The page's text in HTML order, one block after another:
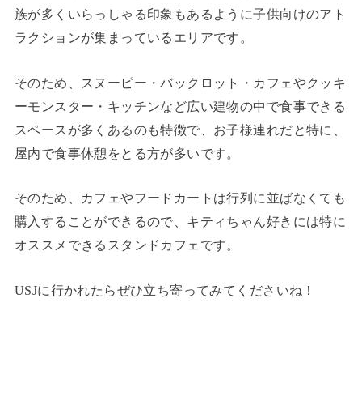
族が多くいらっしゃる印象もあるように子供向けのアト
ラクションが集まっているエリアです。
そのため、スヌーピー・バックロット・カフェやクッキ
ーモンスター・キッチンなど広い建物の中で食事できる
スペースが多くあるのも特徴で、お子様連れだと特に、
屋内で食事休憩をとる方が多いです。
そのため、カフェやフードカートは行列に並ばなくても
購入することができるので、キティちゃん好きには特に
オススメできるスタンドカフェです。
USJに行かれたらぜひ立ち寄ってみてくださいね！